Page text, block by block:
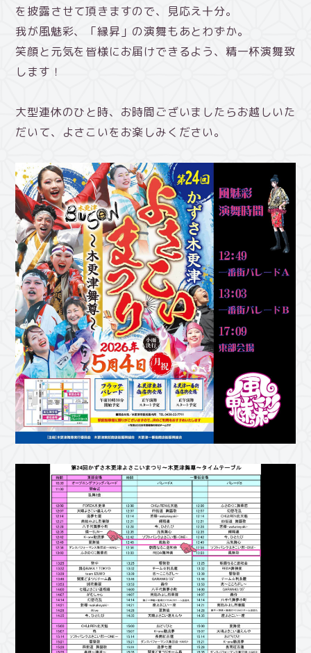
を披露させて頂きますので、見応え十分。
我が風魅彩、「縁昇」の演舞もあとわずか。
笑顔と元気を皆様にお届けできるよう、精一杯演舞致
します！
大型連休のひと時、お時間ございましたらお越しいた
だいて、よさこいをお楽しみください。